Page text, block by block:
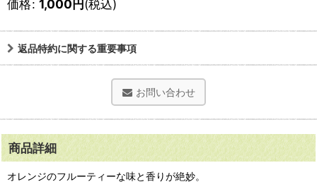
価格: 1,000円(税込)
返品特約に関する重要事項
お問い合わせ
商品詳細
オレンジのフルーティーな味と香りが絶妙。